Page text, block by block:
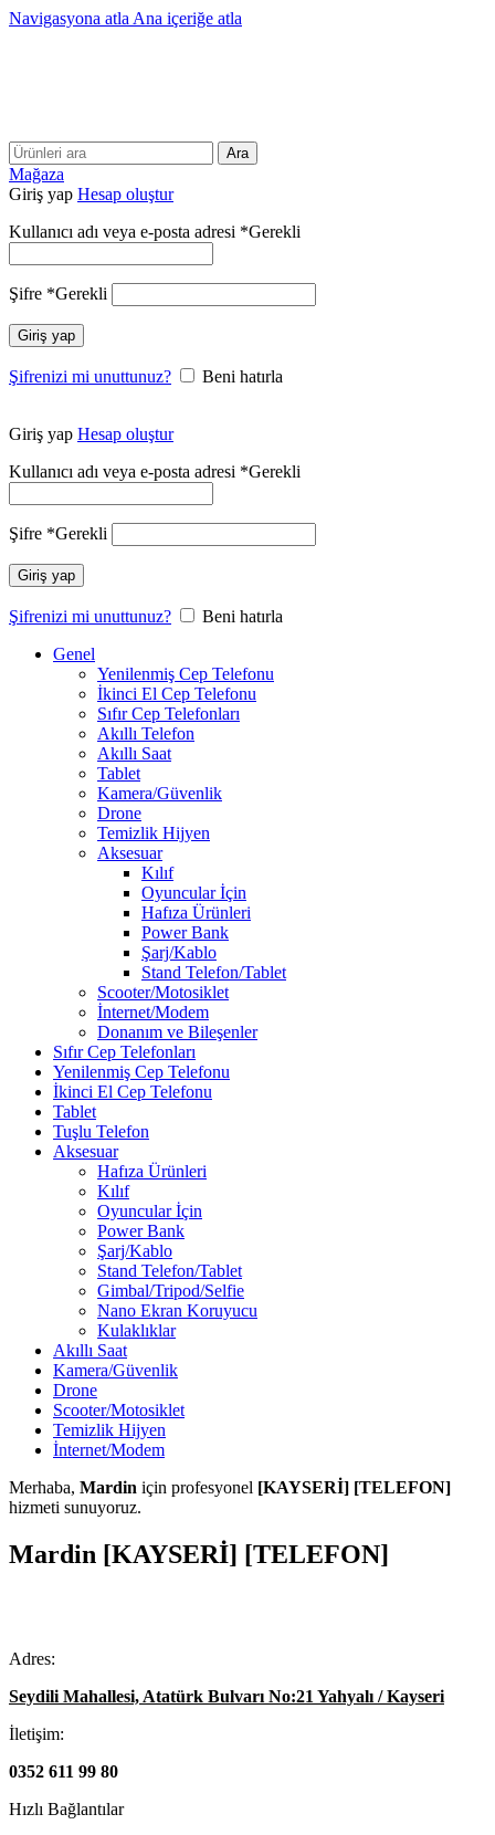
Navigasyona atla Ana içeriğe atla
Ara
Mağaza
Giriş yap Hesap oluştur
Kullanıcı adı veya e-posta adresi *Gerekli
Şifre *Gerekli
Giriş yap
Şifrenizi mi unuttunuz? Beni hatırla
Giriş yap Hesap oluştur
Kullanıcı adı veya e-posta adresi *Gerekli
Şifre *Gerekli
Giriş yap
Şifrenizi mi unuttunuz?
Beni hatırla
Genel
Yenilenmiş Cep Telefonu
İkinci El Cep Telefonu
Sıfır Cep Telefonları
Akıllı Telefon
Akıllı Saat
Tablet
Kamera/Güvenlik
Drone
Temizlik Hijyen
Aksesuar
Kılıf
Oyuncular İçin
Hafıza Ürünleri
Power Bank
Şarj/Kablo
Stand Telefon/Tablet
Scooter/Motosiklet
İnternet/Modem
Donanım ve Bileşenler
Sıfır Cep Telefonları
Yenilenmiş Cep Telefonu
İkinci El Cep Telefonu
Tablet
Tuşlu Telefon
Aksesuar
Hafıza Ürünleri
Kılıf
Oyuncular İçin
Power Bank
Şarj/Kablo
Stand Telefon/Tablet
Gimbal/Tripod/Selfie
Nano Ekran Koruyucu
Kulaklıklar
Akıllı Saat
Kamera/Güvenlik
Drone
Scooter/Motosiklet
Temizlik Hijyen
İnternet/Modem
Merhaba, Mardin için profesyonel [KAYSERİ] [TELEFON]
hizmeti sunuyoruz.
Mardin [KAYSERİ] [TELEFON]
Adres:
Seydili Mahallesi, Atatürk Bulvarı No:21 Yahyalı / Kayseri
İletişim:
0352 611 99 80
Hızlı Bağlantılar